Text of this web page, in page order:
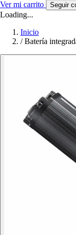
Ver mi carrito Seguir
Loading...
Inicio
/ Batería